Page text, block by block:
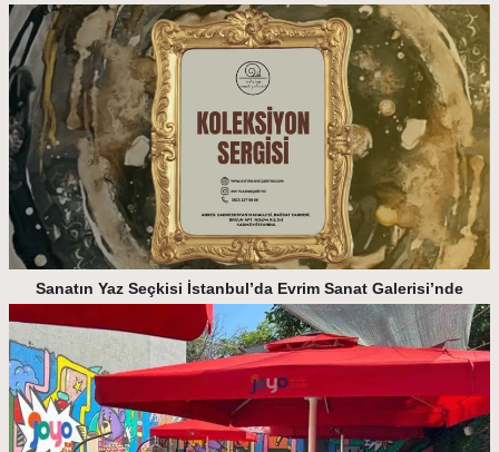
Sanatın Yaz Seçkisi İstanbul’da Evrim Sanat Galerisi’nde